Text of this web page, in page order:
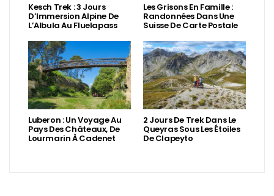
Kesch Trek : 3 Jours
D’Immersion Alpine De
L’Albula Au Fluelapass
Les Grisons En Famille :
Randonnées Dans Une
Suisse De Carte Postale
Luberon : Un Voyage Au
Pays Des Châteaux, De
Lourmarin À Cadenet
2 Jours De Trek Dans Le
Queyras Sous Les Étoiles
De Clapeyto